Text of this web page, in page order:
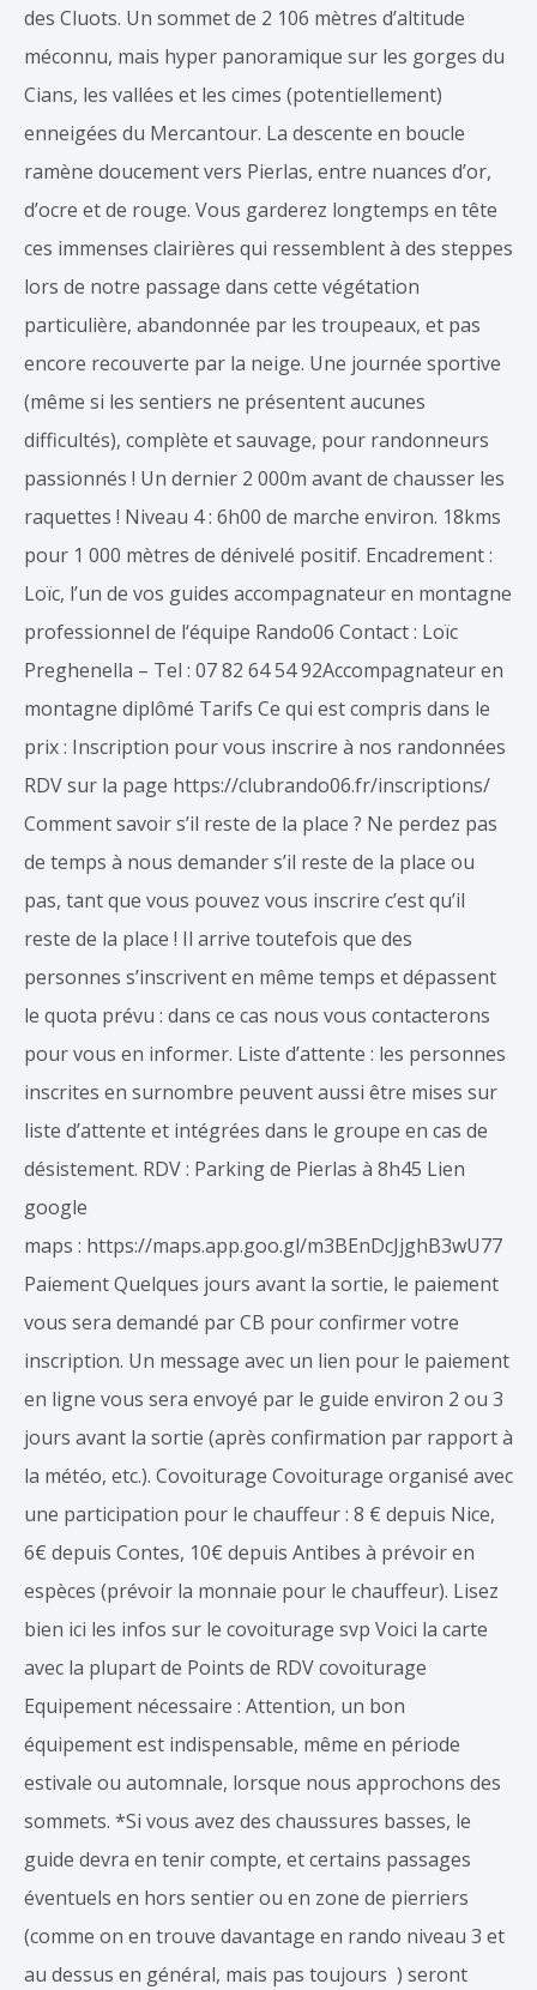
des Cluots. Un sommet de 2 106 mètres d’altitude
méconnu, mais hyper panoramique sur les gorges du
Cians, les vallées et les cimes (potentiellement)
enneigées du Mercantour. La descente en boucle
ramène doucement vers Pierlas, entre nuances d’or,
d’ocre et de rouge. Vous garderez longtemps en tête
ces immenses clairières qui ressemblent à des steppes
lors de notre passage dans cette végétation
particulière, abandonnée par les troupeaux, et pas
encore recouverte par la neige. Une journée sportive
(même si les sentiers ne présentent aucunes
difficultés), complète et sauvage, pour randonneurs
passionnés ! Un dernier 2 000m avant de chausser les
raquettes ! Niveau 4 : 6h00 de marche environ. 18kms
pour 1 000 mètres de dénivelé positif. Encadrement :
Loïc, l’un de vos guides accompagnateur en montagne
professionnel de l‘équipe Rando06 Contact : Loïc
Preghenella – Tel : 07 82 64 54 92Accompagnateur en
montagne diplômé Tarifs Ce qui est compris dans le
prix : Inscription pour vous inscrire à nos randonnées
RDV sur la page https://clubrando06.fr/inscriptions/
Comment savoir s’il reste de la place ? Ne perdez pas
de temps à nous demander s’il reste de la place ou
pas, tant que vous pouvez vous inscrire c’est qu’il
reste de la place ! Il arrive toutefois que des
personnes s’inscrivent en même temps et dépassent
le quota prévu : dans ce cas nous vous contacterons
pour vous en informer. Liste d’attente : les personnes
inscrites en surnombre peuvent aussi être mises sur
liste d’attente et intégrées dans le groupe en cas de
désistement. RDV : Parking de Pierlas à 8h45 Lien
google
maps : https://maps.app.goo.gl/m3BEnDcJjghB3wU77
Paiement Quelques jours avant la sortie, le paiement
vous sera demandé par CB pour confirmer votre
inscription. Un message avec un lien pour le paiement
en ligne vous sera envoyé par le guide environ 2 ou 3
jours avant la sortie (après confirmation par rapport à
la météo, etc.). Covoiturage Covoiturage organisé avec
une participation pour le chauffeur : 8 € depuis Nice,
6€ depuis Contes, 10€ depuis Antibes à prévoir en
espèces (prévoir la monnaie pour le chauffeur). Lisez
bien ici les infos sur le covoiturage svp Voici la carte
avec la plupart de Points de RDV covoiturage
Equipement nécessaire : Attention, un bon
équipement est indispensable, même en période
estivale ou automnale, lorsque nous approchons des
sommets. *Si vous avez des chaussures basses, le
guide devra en tenir compte, et certains passages
éventuels en hors sentier ou en zone de pierriers
(comme on en trouve davantage en rando niveau 3 et
au dessus en général, mais pas toujours ) seront